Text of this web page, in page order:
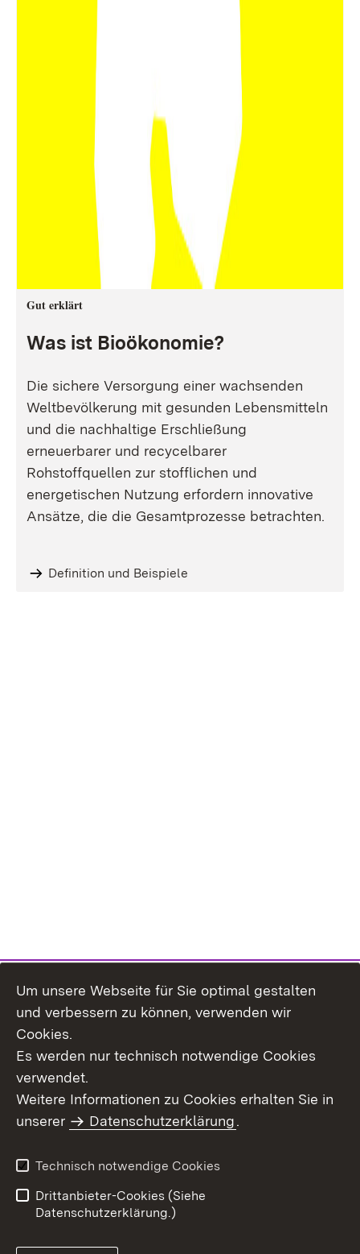
Gut erklärt
Was ist Bioökonomie?
Die sichere Versorgung einer wachsenden
Weltbevölkerung mit gesunden Lebensmitteln
und die nachhaltige Erschließung
erneuerbarer und recycelbarer
Rohstoffquellen zur stofflichen und
energetischen Nutzung erfordern innovative
Ansätze, die die Gesamtprozesse betrachten.
Definition und Beispiele
Themenübersicht
Barrierefreiheit
Um unsere Webseite für Sie optimal gestalten
und verbessern zu können, verwenden wir
Cookies.
Es werden nur technisch notwendige Cookies
verwendet.
Weitere Informationen zu Cookies erhalten Sie in
unserer
Datenschutzerklärung.
Technisch notwendige Cookies
Drittanbieter-Cookies (Siehe
Datenschutzerklärung.)